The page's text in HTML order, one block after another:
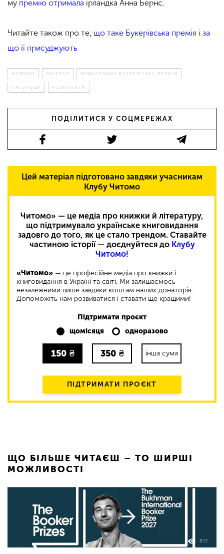
му премію отримала ірландка Анна Бернс.
Читайте також про те, що таке Букерівська премія і за
що її присуджують
НОВИНИ ЛАУРЕАТ МІЖНАРОДНА БУКЕРІВСЬКА ПРЕМІЯ
НАГОРОДА РЕЗУЛЬТАТИ
ПОДІЛИТИСЯ У СОЦМЕРЕЖАХ
Цей матеріал підготовано завдяки учасникам
Клубу Читомо
Читомо» — це медіа про книжки й літературу,
що підтримувало українське книговидання
задовго до того, як це стало трендом. Ставайте
частиною історії — доєднуйтеся до Клубу
Читомо!
«Читомо» — це професійне медіа про книжки і
книговидання в Україні та світі. Ми залишаємось
незалежними лише завдяки коштам наших донаторів.
Допоможіть нам розвиватися і ставати ще кращими!
Підтримати проєкт
щомісяця
одноразово
150 ₴ 350 ₴ інша сума
ПІДТРИМАТИ ПРОЄКТ
ЩО БІЛЬШЕ ЧИТАЄШ – ТО ШИРШІ
МОЖЛИВОСТІ
872